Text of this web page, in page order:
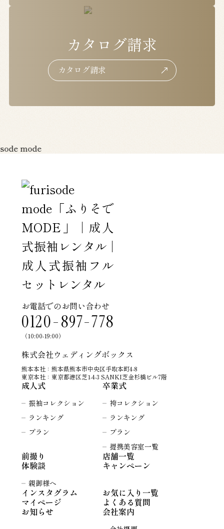
カタログ請求
カタログ請求
カタログ請求
お電話でのお問い合わせ
0120-897-778
（10:00-19:00）
株式会社ウェディングボックス
熊本本社：熊本県熊本市中央区手取本町4-8
東京本社：東京都港区芝1-4-3 SANKI芝金杉橋ビル7階
成人式
振袖コレクション
ランキング
プラン
卒業式
袴コレクション
ランキング
プラン
提携美容室一覧
前撮り 店舗一覧
体験談
親御様へ
キャンペーン
インスタグラム お気に入り一覧
マイページ よくある質問
お知らせ 会社案内